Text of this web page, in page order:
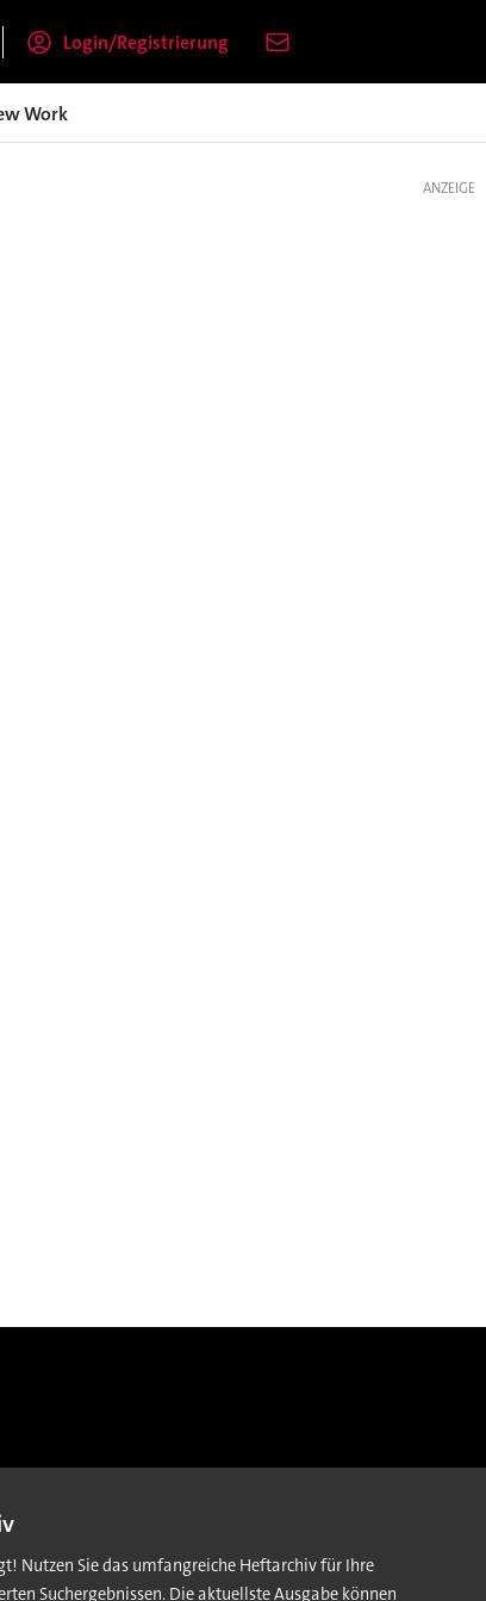
Login/Registrierung
Work
ANZEIGE
Nutzen Sie das umfangreiche Heftarchiv für Ihre
Suchergebnissen. Die aktuellste Ausgabe können